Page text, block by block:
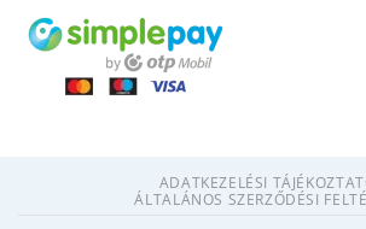
ADATKEZELÉSI
ÁLTALÁNOS SZERZŐDÉSI